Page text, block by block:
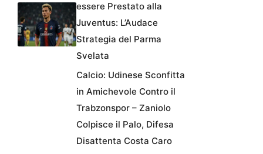
essere Prestato alla
Juventus: L’Audace
Strategia del Parma
Svelata
Calcio: Udinese Sconfitta
in Amichevole Contro il
Trabzonspor – Zaniolo
Colpisce il Palo, Difesa
Disattenta Costa Caro